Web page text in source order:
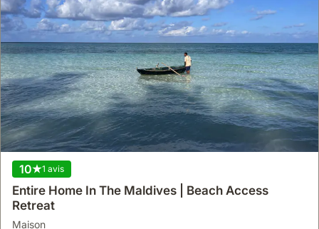
10 1 avis
Entire Home In The Maldives | Beach Access
Retreat
maison